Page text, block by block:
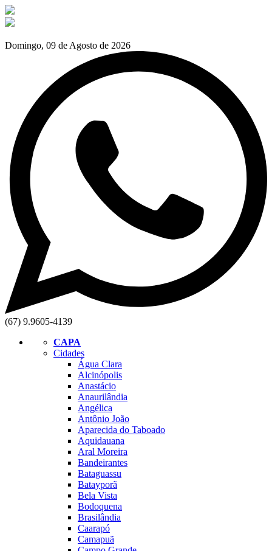
Domingo, 09 de Agosto de 2026
(67) 9.9605-4139
CAPA
Cidades
Água Clara
Alcinópolis
Anastácio
Anaurilândia
Angélica
Antônio João
Aparecida do Taboado
Aquidauana
Aral Moreira
Bandeirantes
Bataguassu
Batayporã
Bela Vista
Bodoquena
Brasilândia
Caarapó
Camapuã